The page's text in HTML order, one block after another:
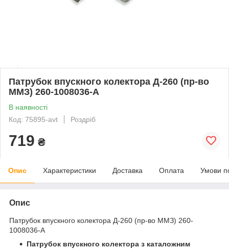
Патрубок впускного колектора Д-260 (пр-во
ММЗ) 260-1008036-А
В наявності
Код: 75895-avt
Роздріб
719 ₴
Опис Характеристики Доставка Оплата Умови
Опис
Патрубок впускного колектора Д-260 (пр-во ММЗ) 260-
1008036-А
Патрубок впускного колектора з каталожним